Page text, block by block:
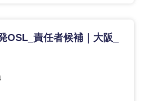
その他企画業務
流
スタートアップ企
業
OSL_責任者候補｜大阪_